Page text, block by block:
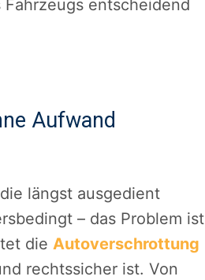
entscheidend
Aufwand
längst ausgedient
– das Problem ist
die Autoverschrottung
rechtssicher ist. Von